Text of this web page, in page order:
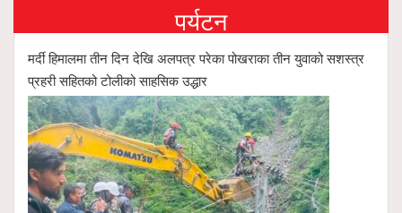
पर्यटन
मर्दी हिमालमा तीन दिन देखि अलपत्र परेका पोखराका तीन युवाको सशस्त्र
प्रहरी सहितको टोलीको साहसिक उद्धार